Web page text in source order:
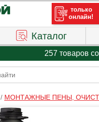
Каталог
257 товаров
/ МОНТАЖНЫЕ ПЕНЫ,